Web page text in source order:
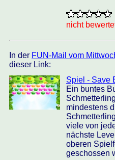
nicht
In der FUN-Mail vom
dieser Link:
Spiel - Save
Ein buntes
mindestens
viele von
nächste
oberen
geschossen